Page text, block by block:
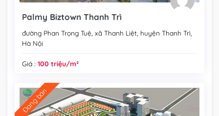
Palmy Biztown Thanh Trì
đường Phan Trọng Tuệ, xã Thanh Liệt, huyện Thanh Trì,
Hà Nội
Giá : 100 triệu/m²
Đang bán